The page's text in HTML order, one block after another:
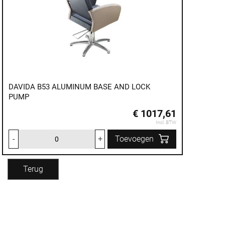
DAVIDA B53 ALUMINUM BASE AND LOCK
PUMP
€ 1017,61
Incl. BTW
- + Toevoegen
Terug